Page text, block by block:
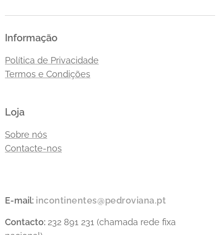
Informação
Política de Privacidade
Termos e Condições
Loja
Sobre nós
Contacte-nos
E-mail: incontinentes@pedroviana.pt
Contacto: 232 891 231 (chamada rede fixa